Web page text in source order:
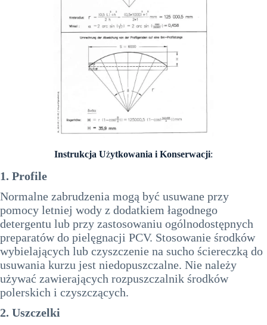
Instrukcja Użytkowania i Konserwacji:
1. Profile
Normalne zabrudzenia mogą być usuwane przy
pomocy letniej wody z dodatkiem łagodnego
detergentu lub przy zastosowaniu ogólnodostępnych
preparatów do pielęgnacji PCV. Stosowanie środków
wybielających lub czyszczenie na sucho ściereczką do
usuwania kurzu jest niedopuszczalne. Nie należy
używać zawierających rozpuszczalnik środków
polerskich i czyszczących.
2. Uszczelki